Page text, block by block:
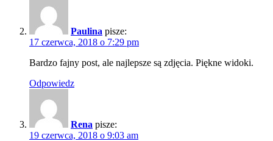
Paulina pisze:
17 czerwca, 2018 o 7:29 pm
Bardzo fajny post, ale najlepsze są zdjęcia. Piękne widoki.
Odpowiedz
Rena pisze:
19 czerwca, 2018 o 9:03 am